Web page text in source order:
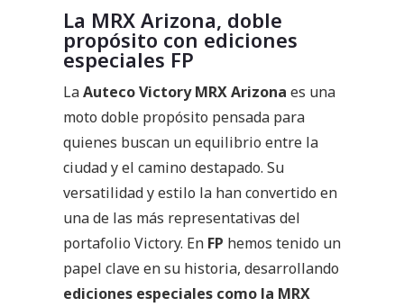
La MRX Arizona, doble
propósito con ediciones
especiales FP
LaAuteco Victory MRX Arizona es una
moto doble propósito pensada para
quienes buscan un equilibrio entre la
ciudad y el camino destapado. Su
versatilidad y estilo la han convertido en
una de las más representativas del
portafolio Victory. En FP hemos tenido un
papel clave en su historia, desarrollando
ediciones especiales como la MRX